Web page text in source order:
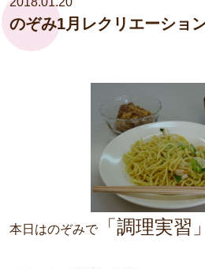
のぞみ1月レクリエーショ
本日はのぞみで「調理実習」